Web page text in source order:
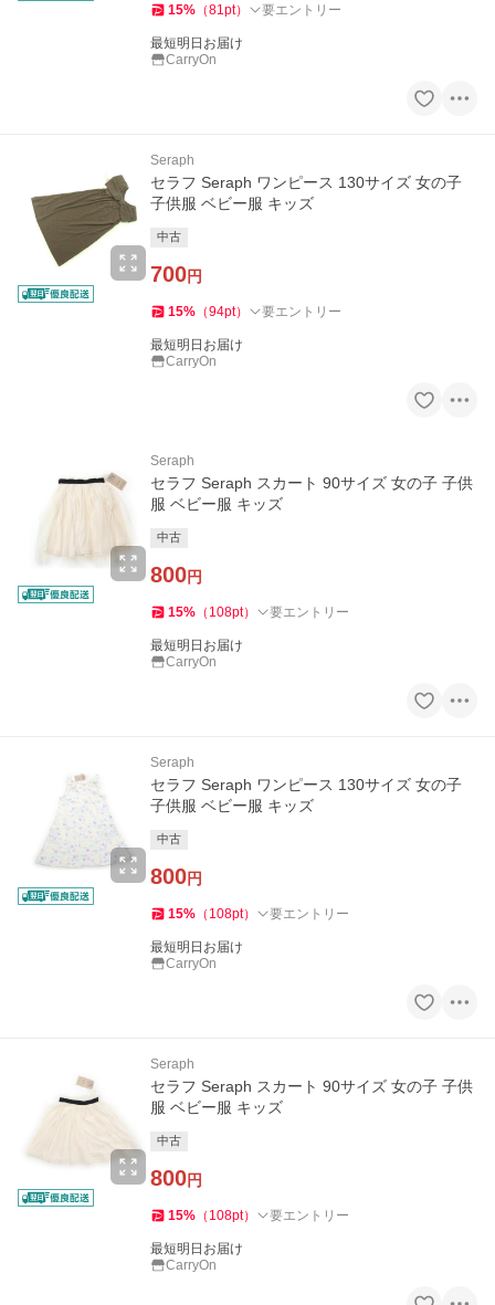
15% （81pt） 要エントリー
最短明日お届け
CarryOn
Seraph
セラフ Seraph ワンピース 130サイズ 女の子
子供服 ベビー服 キッズ
中古
700円
15% （94pt） 要エントリー
最短明日お届け
CarryOn
Seraph
セラフ Seraph スカート 90サイズ 女の子 子供
服 ベビー服 キッズ
中古
800円
15% （ 108pt） 要エントリー
最短明日お届け
CarryOn
Seraph
セラフ Seraph ワンピース 130サイズ 女の子
子供服 ベビー服 キッズ
中古
800円
15% （ 108pt） 要エントリー
最短明日お届け
CarryOn
Seraph
セラフ Seraph スカート 90サイズ 女の子 子供
服 ベビー服 キッズ
中古
800円
15% （ 108pt） 要エントリー
最短明日お届け
CarryOn